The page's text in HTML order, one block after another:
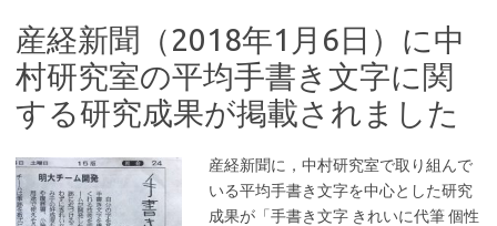
産経新聞（2018年1月6日）に中
村研究室の平均手書き文字に関
する研究成果が掲載されました
産経新聞に，中村研究室で取り組んで
いる平均手書き文字を中心とした研究
成果が「手書き文字 きれいに代筆 個性